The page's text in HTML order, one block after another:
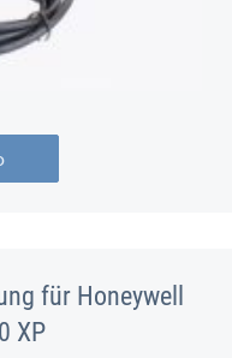
für Honeywell
XP